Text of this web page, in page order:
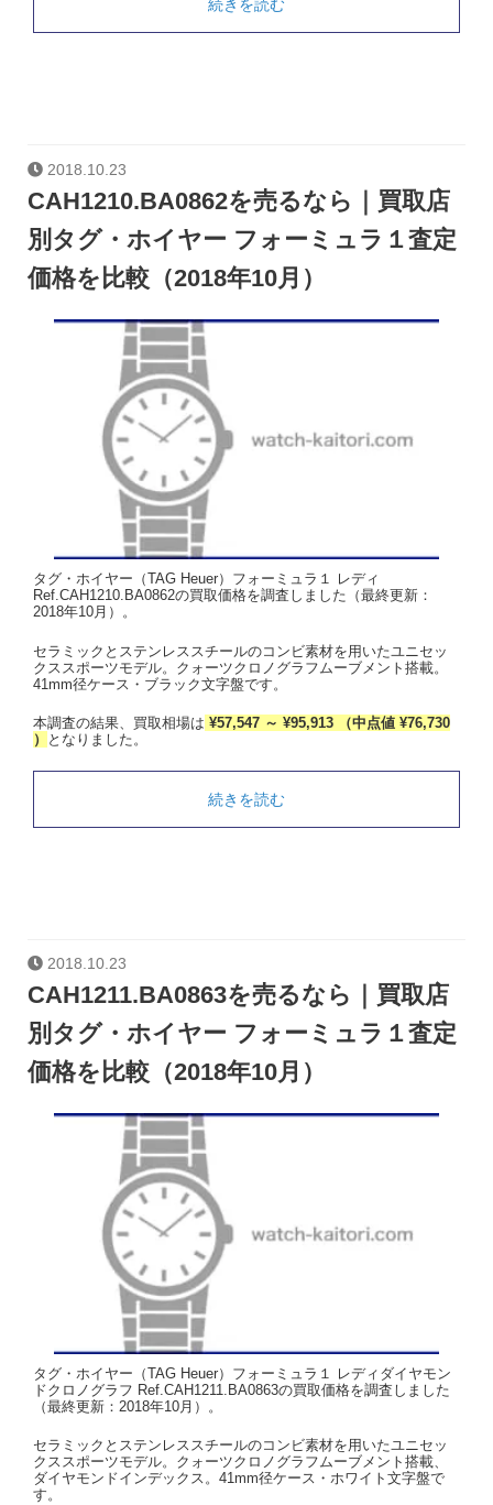
続きを読む
2018.10.23
CAH1210.BA0862を売るなら｜買取店
別タグ・ホイヤー フォーミュラ１査定
価格を比較（2018年10月）
タグ・ホイヤー（TAG Heuer）フォーミュラ１ レディ
Ref.CAH1210.BA0862の買取価格を調査しました（最終更新：
2018年10月）。
セラミックとステンレススチールのコンビ素材を用いたユニセッ
クススポーツモデル。クォーツクロノグラフムーブメント搭載。
41mm径ケース・ブラック文字盤です。
本調査の結果、買取相場は ¥57,547 ～ ¥95,913 （中点値 ¥76,730
）
となりました。
続きを読む
2018.10.23
CAH1211.BA0863を売るなら｜買取店
別タグ・ホイヤー フォーミュラ１査定
価格を比較（2018年10月）
タグ・ホイヤー（TAG Heuer）フォーミュラ１ レディダイヤモン
ドクロノグラフ Ref.CAH1211.BA0863の買取価格を調査しました
（最終更新：2018年10月）。
セラミックとステンレススチールのコンビ素材を用いたユニセッ
クススポーツモデル。クォーツクロノグラフムーブメント搭載、
ダイヤモンドインデックス。41mm径ケース・ホワイト文字盤で
す。